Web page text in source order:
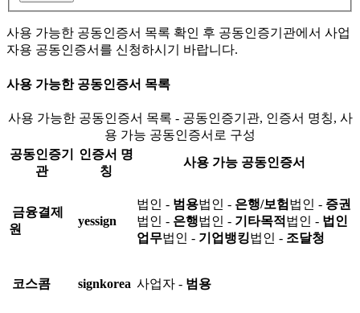
사용 가능한 공동인증서 목록 확인 후 공동인증기관에서 사업
자용 공동인증서를 신청하시기 바랍니다.
사용 가능한 공동인증서 목록
사용 가능한 공동인증서 목록 - 공동인증기관, 인증서 명칭, 사
용 가능 공동인증서로 구성
공동인증기
관
인증서 명
칭
사용 가능 공동인증서
금융결제
원
yessign
법인 - 범용법인 - 은행/보험 법인 - 증권
법인 - 은행법인 - 기타목적 법인 - 법인
업무법인 - 기업뱅킹법인 - 조달청
코스콤 signkorea 사업자 - 범용